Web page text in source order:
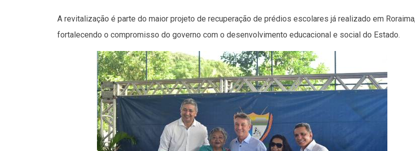
A revitalização é parte do maior projeto de recuperação de prédios escolares já realizado em
fortalecendo o compromisso do governo com o desenvolvimento educacional e social do Estado.